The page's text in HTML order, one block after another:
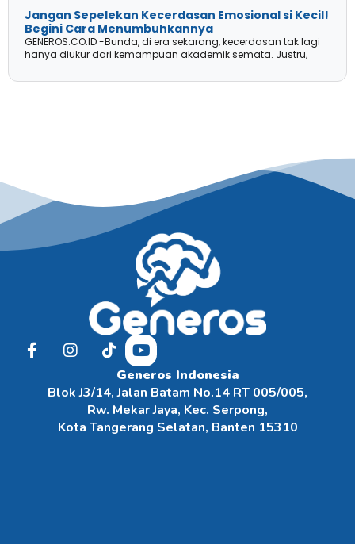
Jangan Sepelekan Kecerdasan Emosional si Kecil!
Begini Cara Menumbuhkannya
GENEROS.CO.ID -Bunda, di era sekarang, kecerdasan tak lagi
hanya diukur dari kemampuan akademik semata. Justru,
Generos Indonesia
Blok J3/14, Jalan Batam No.14 RT 005/005,
Rw. Mekar Jaya, Kec. Serpong,
Kota Tangerang Selatan, Banten 15310